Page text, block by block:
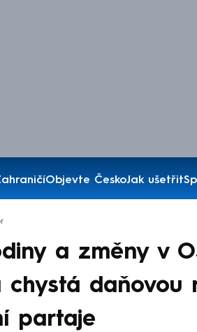
Objevte ČeskoJak ušetřit
a změny v
chystá daňovou
partaje